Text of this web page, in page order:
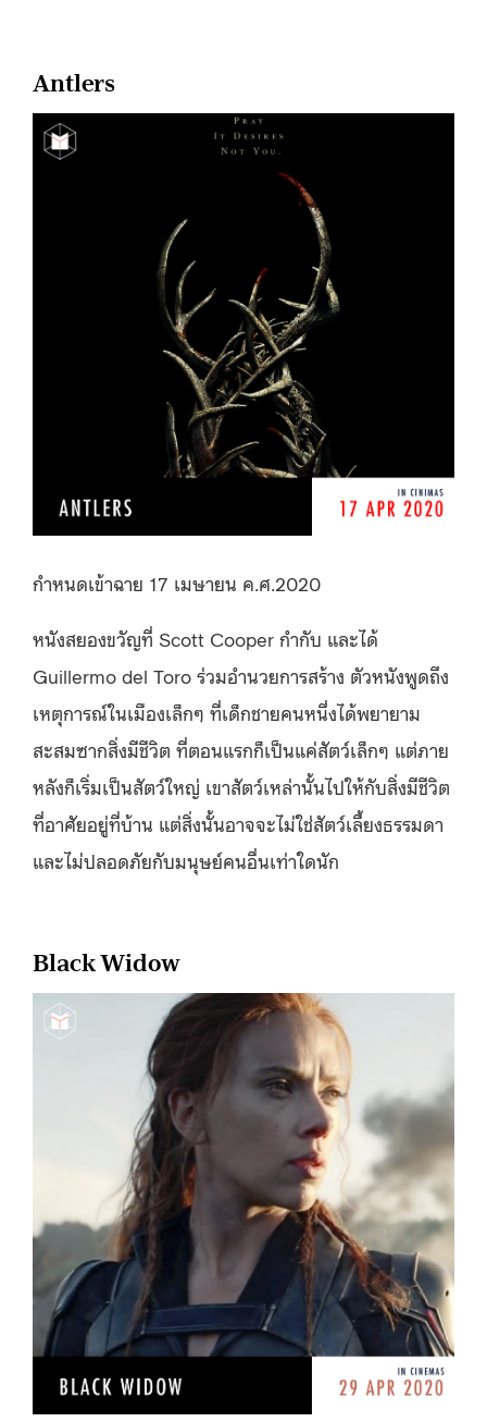
Antlers
กำหนดเข้าฉาย 17 เมษายน ค.ศ.2020
หนังสยองขวัญที่ Scott Cooper กำกับ และได้
Guillermo del Toro ร่วมอำนวยการสร้าง ตัวหนังพูดถึง
เหตุการณ์ในเมืองเล็กๆ ที่เด็กชายคนหนึ่งได้พยายาม
สะสมซากสิ่งมีชีวิต ที่ตอนแรกก็เป็นแค่สัตว์เล็กๆ แต่ภาย
หลังก็เริ่มเป็นสัตว์ใหญ่ เขาสัตว์เหล่านั้นไปให้กับสิ่งมีชีวิต
ที่อาศัยอยู่ที่บ้าน แต่สิ่งนั้นอาจจะไม่ใช่สัตว์เลี้ยงธรรมดา
และไม่ปลอดภัยกับมนุษย์คนอื่นเท่าใดนัก
Black Widow